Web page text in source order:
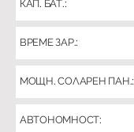
КАП. БАТ.:
ВРЕМЕ ЗАР.:
МОЩН. СОЛАРЕН ПАН.:
АВТОНОМНОСТ: